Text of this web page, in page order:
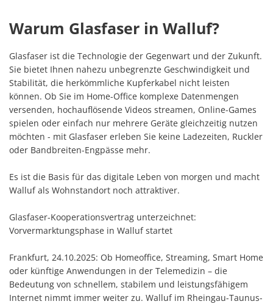
Warum Glasfaser in Walluf?
Glasfaser ist die Technologie der Gegenwart und der Zukunft.
Sie bietet Ihnen nahezu unbegrenzte Geschwindigkeit und
Stabilität, die herkömmliche Kupferkabel nicht leisten
können. Ob Sie im Home-Office komplexe Datenmengen
versenden, hochauflösende Videos streamen, Online-Games
spielen oder einfach nur mehrere Geräte gleichzeitig nutzen
möchten - mit Glasfaser erleben Sie keine Ladezeiten, Ruckler
oder Bandbreiten-Engpässe mehr.
Es ist die Basis für das digitale Leben von morgen und macht
Walluf als Wohnstandort noch attraktiver.
Glasfaser-Kooperationsvertrag unterzeichnet:
Vorvermarktungsphase in Walluf startet
Frankfurt, 24.10.2025: Ob Homeoffice, Streaming, Smart Home
oder künftige Anwendungen in der Telemedizin – die
Bedeutung von schnellem, stabilem und leistungsfähigem
Internet nimmt immer weiter zu. Walluf im Rheingau-Taunus-